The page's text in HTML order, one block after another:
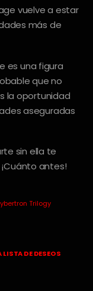
vuelve a estar
más de
es una figura
que no
la oportunidad
aseguradas
sin ella te
antes!
Trilogy
LISTA DE DESEOS